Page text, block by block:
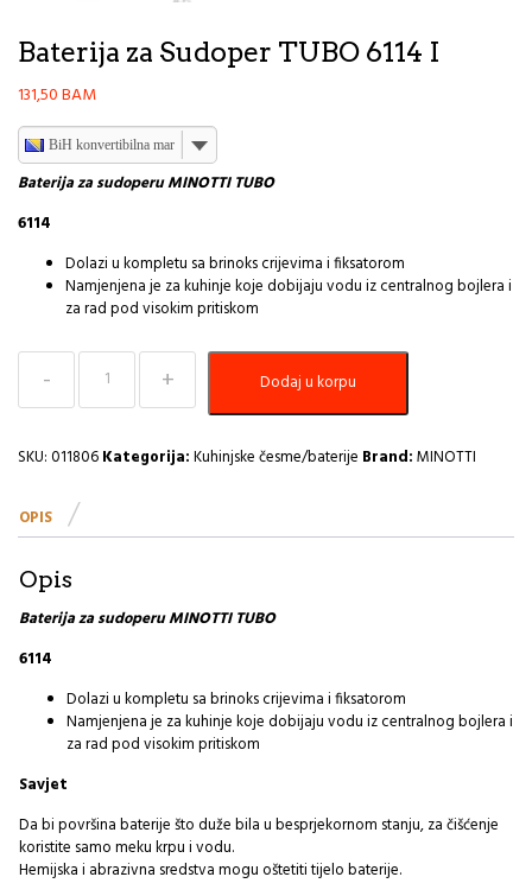
Baterija za Sudoper TUBO 6114 I
131,50BAM
BiH konvertibilna marka
Baterija za sudoperu MINOTTI TUBO
6114
Dolazi u kompletu sa brinoks crijevima i fiksatorom
Namjenjena je za kuhinje koje dobijaju vodu iz centralnog bojlera i
za rad pod visokim pritiskom
Baterija
Sudoper
6114
količina
Dodaj u korpu
SKU:011806Kategorija:Kuhinjske česme/baterije Brand:MINOTTI
OPIS
Opis
Baterija za sudoperu MINOTTI TUBO
6114
Dolazi u kompletu sa brinoks crijevima i fiksatorom
Namjenjena je za kuhinje koje dobijaju vodu iz centralnog bojlera i
za rad pod visokim pritiskom
Savjet
Da bi površina baterije što duže bila u besprjekornom stanju, za čišćenje
koristite samo meku krpu i vodu.
Hemijska i abrazivna sredstva mogu oštetiti tijelo baterije.